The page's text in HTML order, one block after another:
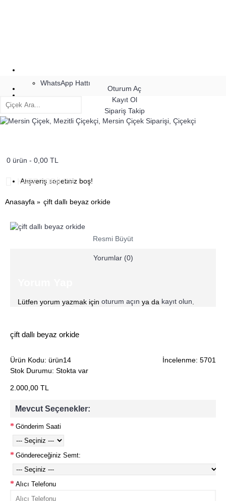
WhatsApp Hattı
Oturum Aç
Kayıt Ol
Sipariş Takip
0 ürün - 0,00 TL
Alışveriş sepetiniz boş!
KATEGORILER
Anasayfa çift dallı beyaz orkide
Resmi Büyüt
Yorumlar (0)
Lütfen yorum yazmak için oturum açın ya da kayıt olun
çift dallı beyaz orkide
İncelenme: 5701
Ürün Kodu: ürün14
Stok Durumu: Stokta var
2.000,00 TL
Mevcut Seçenekler:
Gönderim Saati
Göndereceğiniz Semt:
Alıcı Telefonu